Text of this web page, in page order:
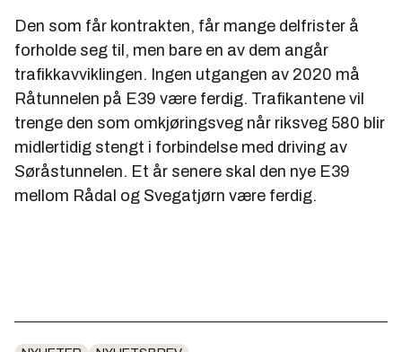
Den som får kontrakten, får mange delfrister å
forholde seg til, men bare en av dem angår
trafikkavviklingen. Ingen utgangen av 2020 må
Råtunnelen på E39 være ferdig. Trafikantene vil
trenge den som omkjøringsveg når riksveg 580 blir
midlertidig stengt i forbindelse med driving av
Søråstunnelen. Et år senere skal den nye E39
mellom Rådal og Svegatjørn være ferdig.